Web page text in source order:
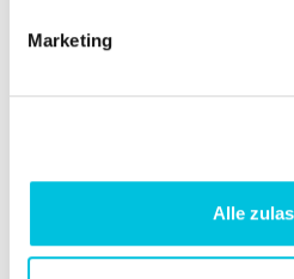
Marketing
Alle
Products
Mums